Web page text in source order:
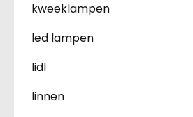
kweeklampen
led lampen
lidl
linnen